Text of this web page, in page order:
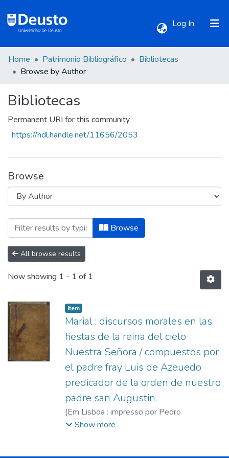
Log In (current)
Communities & Collections
All of DSpace
Home Patrimonio Bibliográfico
Bibliotecas
Browse by Author
Bibliotecas
Permanent URI for this community
https://hdl.handle.net/11656/2053
Browse
Browsing Bibliotecas by Author
Browse
All browse results
Now showing 1 - 1 of 1
Item
Marial : discursos morales en las
fiestas de la reina del cielo
Nuestra Señora / compuestos por
el padre fray Luis de Azeuedo
predicador de la orden de nuestro
padre san Augustin.
(Em Lisboa : impresso por Pedro
Crasbeeck,1602
Show more